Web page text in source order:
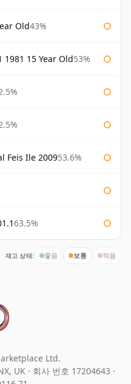
Old43%
15 Year Old53%
Feis Ile 200953.6%
63.5%
재고 상태: 좋음 보통 적음
Ltd.
UK · 회사 번호 17204643 ·